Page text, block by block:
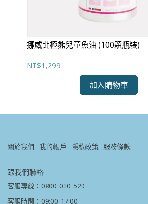
挪威北極熊兒童魚油 (100顆瓶裝)
NT$1,299
加入購物車
關於我們 我的帳戶 隱私政策 服務條款
跟我們聯絡
客服專線：0800-030-520
客服時間：09:00-17:00